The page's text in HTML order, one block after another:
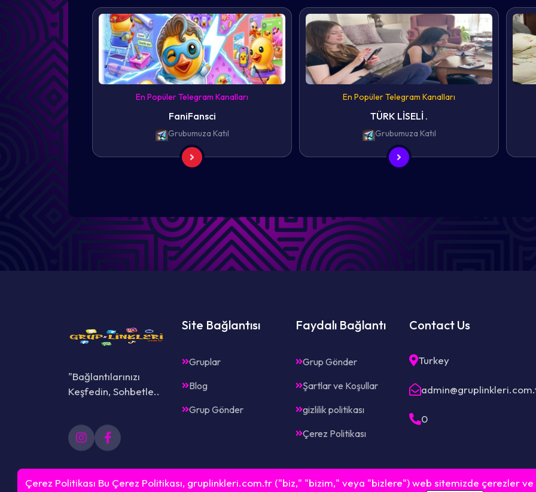
En Popüler Telegram Kanalları
FaniFansci
Grubumuza Katıl
En Popüler Telegram Kanalları
TÜRK LİSELİ .
Grubumuza Katıl
"Bağlantılarınızı
Keşfedin, Sohbetle..
Site Bağlantısı
Gruplar
Blog
Grup Gönder
Faydalı Bağlantı
Grup Gönder
Şartlar ve Koşullar
gizlilik politikası
Çerez Politikası
Contact Us
Turkey
0
Çerez Politikası Bu Çerez Politikası, gruplinkleri.com.tr ("biz," "bizim," veya "bizlere") web sitemizde çerezler ve